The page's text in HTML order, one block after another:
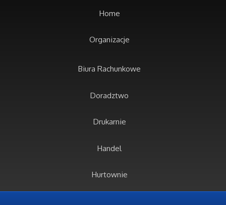
Home
Organizacje
Biura Rachunkowe
Doradztwo
Drukarnie
Handel
Hurtownie